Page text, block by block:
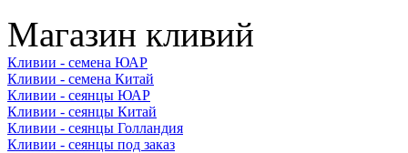
Магазин кливий
Кливии - семена ЮАР
Кливии - семена Китай
Кливии - сеянцы ЮАР
Кливии - сеянцы Китай
Кливии - сеянцы Голландия
Кливии - сеянцы под заказ